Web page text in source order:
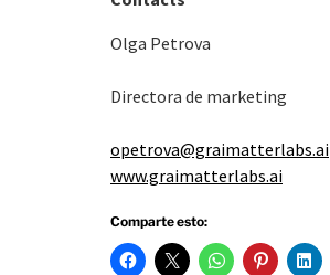
Olga Petrova
Directora de marketing
opetrova@graimatterlabs.ai
www.graimatterlabs.ai
Comparte esto: